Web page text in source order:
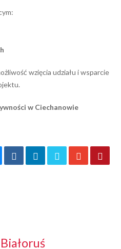
wzięcia udziału i wsparcie
w Ciechanowie
Białoruś